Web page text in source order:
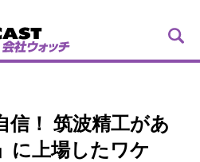
信！ 筑波精工があ
に上場したワケ